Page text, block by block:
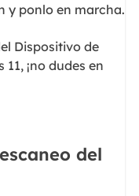
y ponlo en marcha.
Dispositivo de
¡no dudes en
del